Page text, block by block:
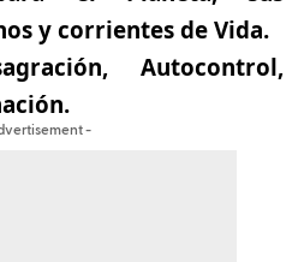
y corrientes de Vida.
Autocontrol,
-